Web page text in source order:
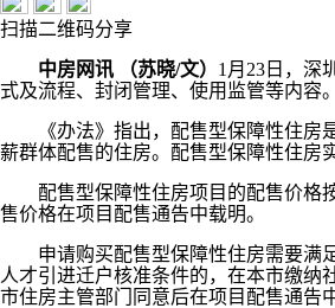
扫描二维码分享
中房网讯 （苏晓/文） 1月23日，深
式及流程、封闭管理、使用监管等内容。
《办法》指出，配售型保障性住房是
薪群体配售的住房。配售型保障性住房
配售型保障性住房项目的配售价格按
售价格在项目配售通告中载明。
申请购买配售型保障性住房需要满足
人才引进迁户核准条件的，在本市缴纳
市住房主管部门同意后在项目配售通告